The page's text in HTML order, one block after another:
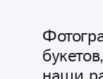
Новым
магазина и
успехов